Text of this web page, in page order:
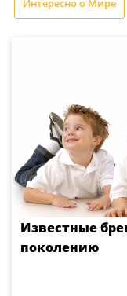
Интересно о Мире
Известные
поколению